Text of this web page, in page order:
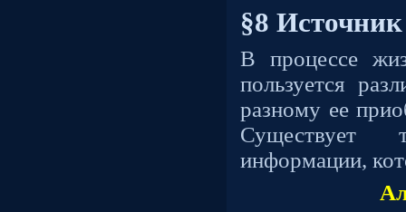
§8
В процессе
пользуется
разному ее
Существует
информации,